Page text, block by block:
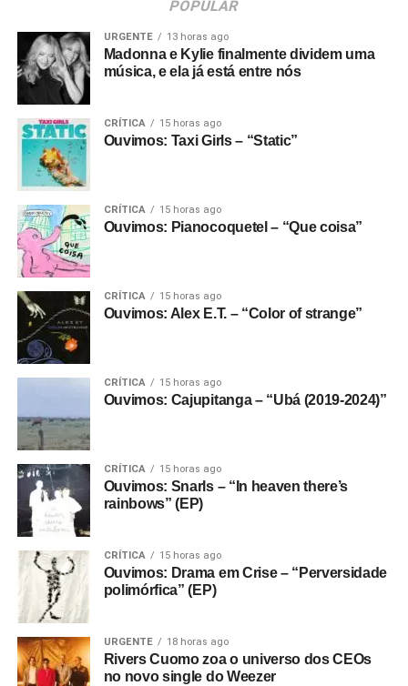
POPULAR
URGENTE 13 horas ago
Madonna e Kylie finalmente dividem uma
música, e ela já está entre nós
CRÍTICA 15 horas ago
Ouvimos: Taxi Girls – “Static”
CRÍTICA 15 horas ago
Ouvimos: Pianocoquetel – “Que coisa”
CRÍTICA 15 horas ago
Ouvimos: Alex E.T. – “Color of strange”
CRÍTICA 15 horas ago
Ouvimos: Cajupitanga – “Ubá (2019-2024)”
CRÍTICA 15 horas ago
Ouvimos: Snarls – “In heaven there’s
rainbows” (EP)
CRÍTICA 15 horas ago
Ouvimos: Drama em Crise – “Perversidade
polimórfica” (EP)
URGENTE 18 horas ago
Rivers Cuomo zoa o universo dos CEOs
no novo single do Weezer